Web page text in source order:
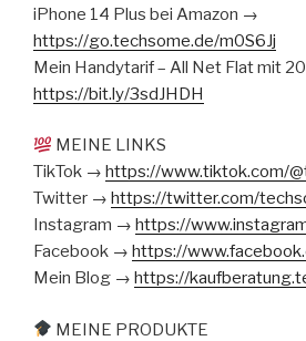
iPhone 14 Plus bei Amazon →
https://go.techsome.de/m0S6Jj
Mein Handytarif – All Net Flat mit
https://bit.ly/3sdJHDH
MEINE LINKS
TikTok → https://www.tiktok.com/
Twitter → https://twitter.com/
Instagram → https://
Facebook → https://
Mein Blog → https://
MEINE PRODUKTE